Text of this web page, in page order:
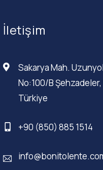
İletişim
Sakarya Mah.
No:100/B Şehzadeler,
Türkiye
+90 (850) 885 1514